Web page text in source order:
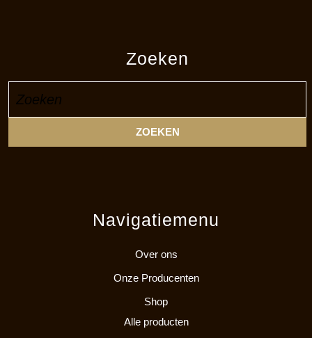
Zoeken
naar:
Navigatiemenu
Over ons
Onze Producenten
Shop
Alle producten